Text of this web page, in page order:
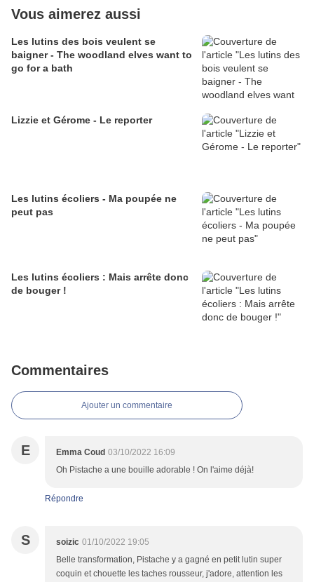
Vous aimerez aussi
Les lutins des bois veulent se
baigner - The woodland elves want to
go for a bath
Lizzie et Gérome - Le reporter
Les lutins écoliers - Ma poupée ne
peut pas
Les lutins écoliers : Mais arrête donc
de bouger !
Commentaires
Ajouter un commentaire
E Emma Coud 03/10/2022 16:09
Oh Pistache a une bouille adorable ! On l'aime déjà!
Répondre
S soizic 01/10/2022 19:05
Belle transformation, Pistache y a gagné en petit lutin super
coquin et chouette les taches rousseur, j'adore, attention les